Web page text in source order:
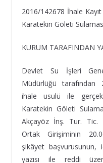
2016/142678 İhale Kayıt
Karatekin Göleti
KURUM TARAFINDAN
Devlet Su İşleri
Müdürlüğü tarafından
ihale usulü ile
Karatekin Göleti
Akçayöz İnş. Tur. Tic.
Ortak Girişiminin
şikâyet başvurusunun,
yazısı ile reddi